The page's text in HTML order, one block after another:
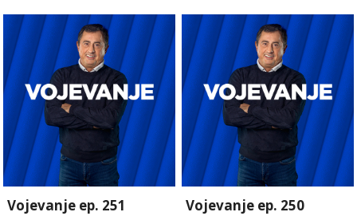
Vojevanje ep. 251 Vojevanje ep. 250